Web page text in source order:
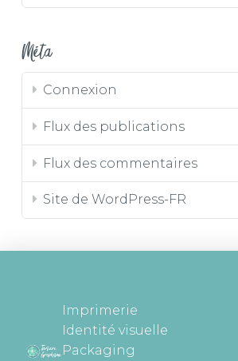
Méta
Connexion
Flux des publications
Flux des commentaires
Site de WordPress-FR
Imprimerie
Identité visuelle
Packaging